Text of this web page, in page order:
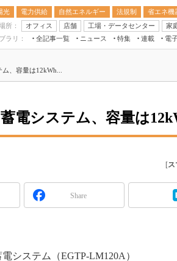
光 電力供給 自然エネルギー 法規制 省エネ機
所：
オフィス 店舗 工場・データセンター 家
ラリ：
全記事一覧 ニュース 特集 連載 電
、容量は12kWh...
電システム、容量は
[ス
Share
システム（EGTP-LM120A）